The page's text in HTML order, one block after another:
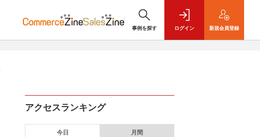
事例を探す ログイン 新規会員登録
アクセスランキング
今日 月間